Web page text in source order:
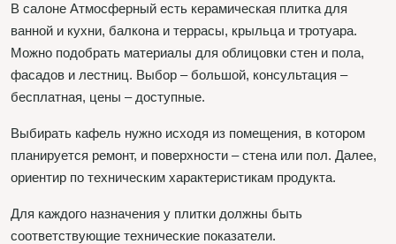
В салоне Атмосферный есть керамическая плитка для
ванной и кухни, балкона и террасы, крыльца и тротуара.
Можно подобрать материалы для облицовки стен и пола,
фасадов и лестниц. Выбор – большой, консультация –
бесплатная, цены – доступные.
Выбирать кафель нужно исходя из помещения, в котором
планируется ремонт, и поверхности – стена или пол. Далее,
ориентир по техническим характеристикам продукта.
Для каждого назначения у плитки должны быть
соответствующие технические показатели.